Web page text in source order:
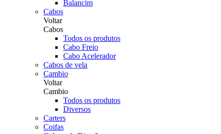
Balancim
Cabos
Voltar
Cabos
Todos os produtos
Cabo Freio
Cabo Acelerador
Cabos de vela
Cambio
Voltar
Cambio
Todos os produtos
Diversos
Carters
Coifas